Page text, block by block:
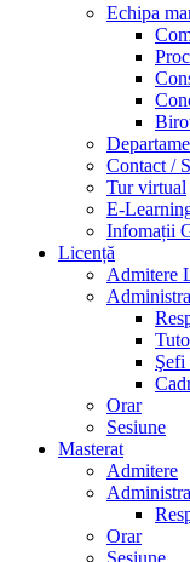
Echipa
Contact /
Tur virtual
E-
Infomații
Licență
Admitere
Şefi
Orar
Sesiune
Masterat
Admitere
Orar
Sesiune